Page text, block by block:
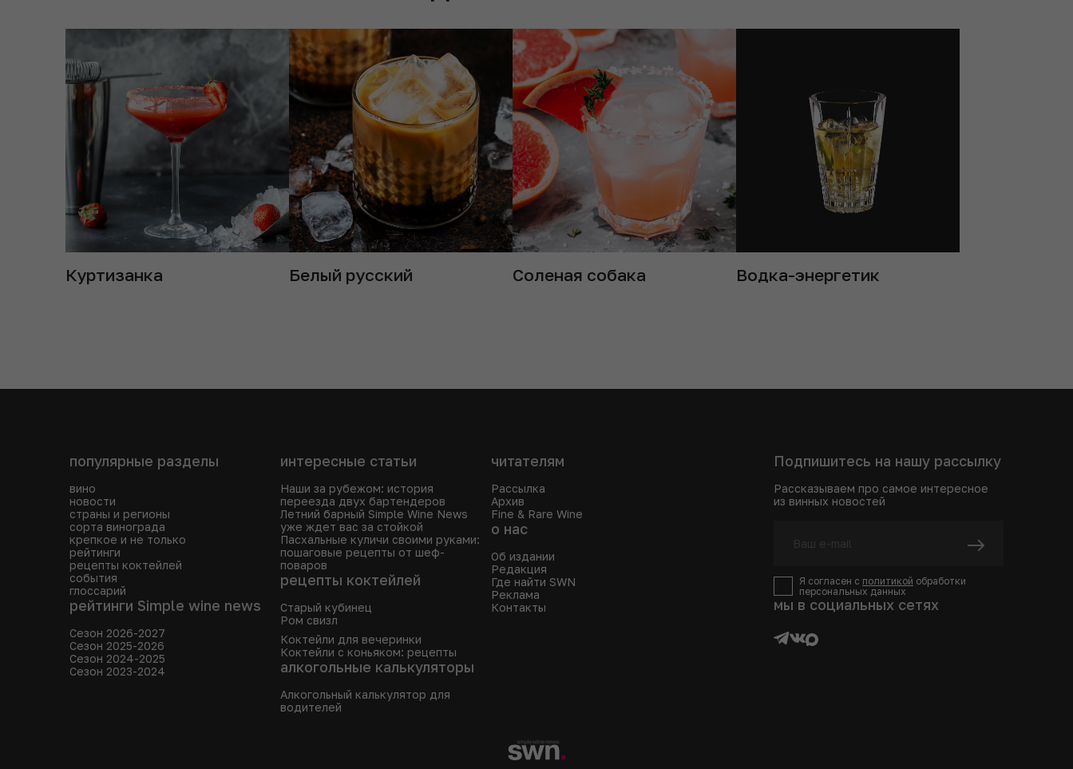
Куртизанка Белый русский Соленая собака Водка-энергетик
популярные разделы
вино
новости
страны и регионы
сорта винограда
крепкое и не только
рейтинги
рецепты коктейлей
события
глоссарий
рейтинги Simple wine news
Сезон 2026-2027
Сезон 2025-2026
Сезон 2024-2025
Сезон 2023-2024
интересные статьи
Наши за рубежом: история
переезда двух бартендеров
Летний барный Simple Wine News
уже ждет вас за стойкой
Пасхальные куличи своими руками:
пошаговые рецепты от шеф-
поваров
рецепты коктейлей
Старый кубинец
Ром свизл
Коктейли для вечеринки
Коктейли с коньяком: рецепты
алкогольные калькуляторы
Алкогольный калькулятор для
водителей
читателям
Рассылка
Архив
Fine & Rare Wine
о нас
Об издании
Редакция
Где найти SWN
Реклама
Контакты
Подпишитесь на нашу рассылку
Рассказываем про самое интересное
из винных новостей
Я согласен с политикой обработки
персональных данных
мы в социальных сетях